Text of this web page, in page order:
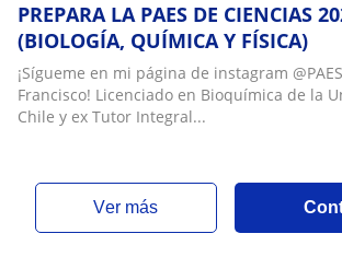
PREPARA LA PAES DE CIENCIAS
(BIOLOGÍA, QUÍMICA Y FÍSICA)
¡Sígueme en mi página de instagram
Francisco! Licenciado en Bioquímica de la
Chile y ex Tutor Integral...
ver más